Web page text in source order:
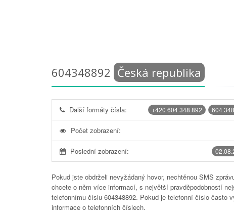
604348892 Česká republika
604
+420 604 348 892
Další formáty čísla:
Počet zobrazení:
Poslední zobrazení:
Pokud jste obdrželi nevyžádaný hovor, nechtěnou SMS
chcete o něm více informací, s největší pravděpodobností
telefonnímu číslu 604348892. Pokud je telefonní číslo často
informace o telefonních číslech.